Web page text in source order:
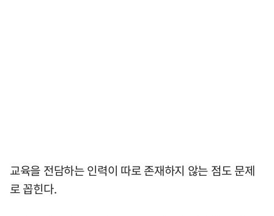
교육을 전담하는 인력이 따로 존재하지 않는 점도 문제
로 꼽힌다.